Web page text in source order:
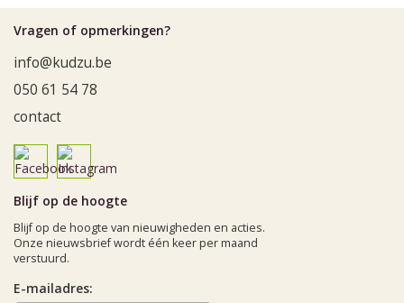
Vragen of opmerkingen?
info@kudzu.be
050 61 54 78
contact
Blijf op de hoogte
Blijf op de hoogte van nieuwigheden en acties.
Onze nieuwsbrief wordt één keer per maand
verstuurd.
E-mailadres: